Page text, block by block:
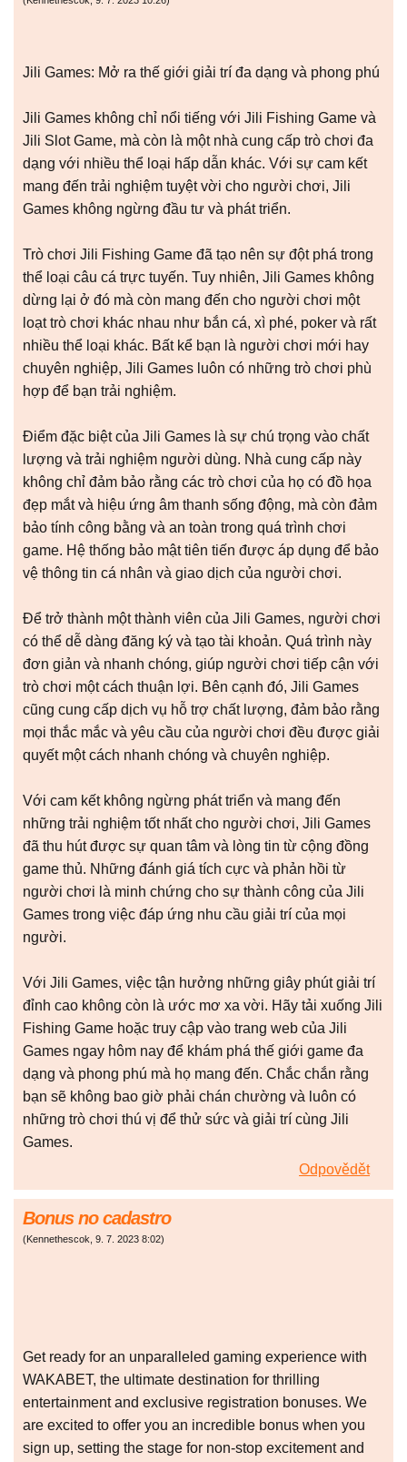
Jili Games: Mở ra thế giới giải trí đa dạng và phong phú
Jili Games không chỉ nổi tiếng với Jili Fishing Game và
Jili Slot Game, mà còn là một nhà cung cấp trò chơi đa
dạng với nhiều thể loại hấp dẫn khác. Với sự cam kết
mang đến trải nghiệm tuyệt vời cho người chơi, Jili
Games không ngừng đầu tư và phát triển.
Trò chơi Jili Fishing Game đã tạo nên sự đột phá trong
thể loại câu cá trực tuyến. Tuy nhiên, Jili Games không
dừng lại ở đó mà còn mang đến cho người chơi một
loạt trò chơi khác nhau như bắn cá, xì phé, poker và rất
nhiều thể loại khác. Bất kể bạn là người chơi mới hay
chuyên nghiệp, Jili Games luôn có những trò chơi phù
hợp để bạn trải nghiệm.
Điểm đặc biệt của Jili Games là sự chú trọng vào chất
lượng và trải nghiệm người dùng. Nhà cung cấp này
không chỉ đảm bảo rằng các trò chơi của họ có đồ họa
đẹp mắt và hiệu ứng âm thanh sống động, mà còn đảm
bảo tính công bằng và an toàn trong quá trình chơi
game. Hệ thống bảo mật tiên tiến được áp dụng để bảo
vệ thông tin cá nhân và giao dịch của người chơi.
Để trở thành một thành viên của Jili Games, người chơi
có thể dễ dàng đăng ký và tạo tài khoản. Quá trình này
đơn giản và nhanh chóng, giúp người chơi tiếp cận với
trò chơi một cách thuận lợi. Bên cạnh đó, Jili Games
cũng cung cấp dịch vụ hỗ trợ chất lượng, đảm bảo rằng
mọi thắc mắc và yêu cầu của người chơi đều được giải
quyết một cách nhanh chóng và chuyên nghiệp.
Với cam kết không ngừng phát triển và mang đến
những trải nghiệm tốt nhất cho người chơi, Jili Games
đã thu hút được sự quan tâm và lòng tin từ cộng đồng
game thủ. Những đánh giá tích cực và phản hồi từ
người chơi là minh chứng cho sự thành công của Jili
Games trong việc đáp ứng nhu cầu giải trí của mọi
người.
Với Jili Games, việc tận hưởng những giây phút giải trí
đỉnh cao không còn là ước mơ xa vời. Hãy tải xuống Jili
Fishing Game hoặc truy cập vào trang web của Jili
Games ngay hôm nay để khám phá thế giới game đa
dạng và phong phú mà họ mang đến. Chắc chắn rằng
bạn sẽ không bao giờ phải chán chường và luôn có
những trò chơi thú vị để thử sức và giải trí cùng Jili
Games.
Odpovědět
Bonus no cadastro
(Kennethescok, 9. 7. 2023 8:02)
Get ready for an unparalleled gaming experience with
WAKABET, the ultimate destination for thrilling
entertainment and exclusive registration bonuses. We
are excited to offer you an incredible bonus when you
sign up, setting the stage for non-stop excitement and